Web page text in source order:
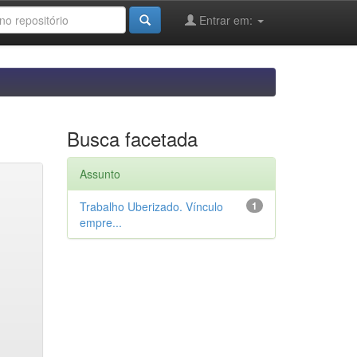
Entrar em:
Busca facetada
Assunto
1
Trabalho Uberizado. Vínculo
empre...